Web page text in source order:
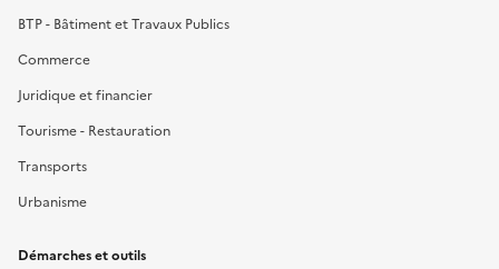
BTP - Bâtiment et Travaux Publics
Commerce
Juridique et financier
Tourisme - Restauration
Transports
Urbanisme
Démarches et outils